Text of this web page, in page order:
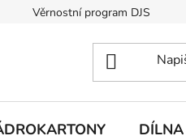
Věrnostní program DJS
DÍLNA